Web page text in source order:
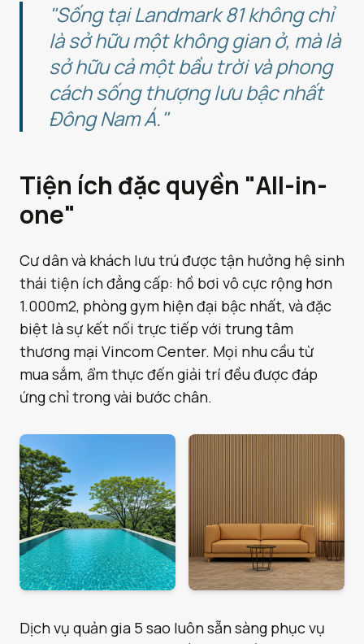
"Sống tại Landmark 81 không chỉ
là sở hữu một không gian ở, mà là
sở hữu cả một bầu trời và phong
cách sống thượng lưu bậc nhất
Đông Nam Á."
Tiện ích đặc quyền "All-in-
one"
Cư dân và khách lưu trú được tận hưởng hệ sinh
thái tiện ích đẳng cấp: hồ bơi vô cực rộng hơn
1.000m2, phòng gym hiện đại bậc nhất, và đặc
biệt là sự kết nối trực tiếp với trung tâm
thương mại Vincom Center. Mọi nhu cầu từ
mua sắm, ẩm thực đến giải trí đều được đáp
ứng chỉ trong vài bước chân.
Dịch vụ quản gia 5 sao luôn sẵn sàng phục vụ